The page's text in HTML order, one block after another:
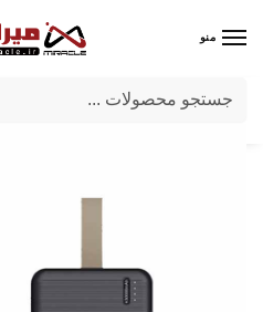
منو
میراکل/کامپیوتر/قطعات جانبی